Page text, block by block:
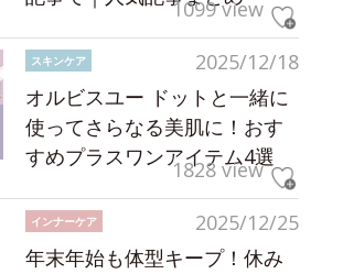
1099 view
2025/12/18
スキンケア
オルビスユー ドットと一緒に
使ってさらなる美肌に！おす
すめプラスワンアイテム4選
1828 view
2025/12/25
インナーケア
年末年始も体型キープ！休み